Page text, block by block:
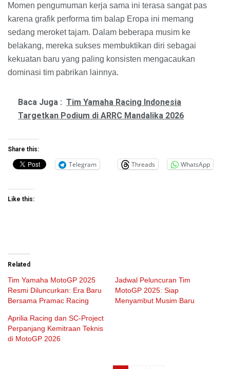
Momen pengumuman kerja sama ini terasa sangat pas
karena grafik performa tim balap Eropa ini memang
sedang meroket tajam. Dalam beberapa musim ke
belakang, mereka sukses membuktikan diri sebagai
kekuatan baru yang paling konsisten mengacaukan
dominasi tim pabrikan lainnya.
Baca Juga : Tim Yamaha Racing Indonesia
Targetkan Podium di ARRC Mandalika 2026
Share this:
Telegram Threads WhatsApp
Like this:
Related
Tim Yamaha MotoGP 2025
Resmi Diluncurkan: Era Baru
Bersama Pramac Racing
Jadwal Peluncuran Tim
MotoGP 2025: Siap
Menyambut Musim Baru
Aprilia Racing dan SC-Project
Perpanjang Kemitraan Teknis
di MotoGP 2026